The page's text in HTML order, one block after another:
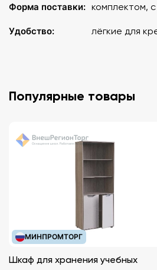
Форма поставки: комплектом,
Удобство: лёгкие для
Популярные товары
МИНПРОМТОРГ
Шкаф для хранения учебных